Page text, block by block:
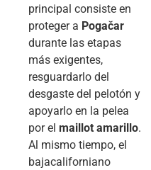
principal consiste en
proteger a Pogačar
durante las etapas
más exigentes,
resguardarlo del
desgaste del pelotón y
apoyarlo en la pelea
por el maillot amarillo.
Al mismo tiempo, el
bajacaliforniano